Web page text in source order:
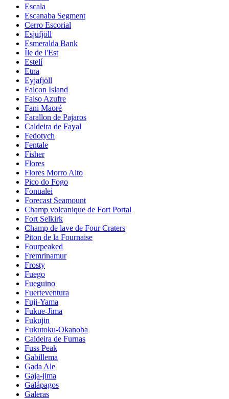
Escala
Escanaba Segment
Cerro Escorial
Esjufjöll
Esmeralda Bank
Île de l'Est
Estelí
Etna
Eyjafjöll
Falcon Island
Falso Azufre
Fani Maoré
Farallon de Pajaros
Caldeira de Fayal
Fedotych
Fentale
Fisher
Flores
Flores Morro Alto
Pico do Fogo
Fonualei
Forecast Seamount
Champ volcanique de Fort Portal
Fort Selkirk
Champ de lave de Four Craters
Piton de la Fournaise
Fourpeaked
Fremrinamur
Frosty
Fuego
Fueguino
Fuerteventura
Fuji-Yama
Fukue-Jima
Fukujin
Fukutoku-Okanoba
Caldeira de Furnas
Fuss Peak
Gabillema
Gada Ale
Gaja-jima
Galápagos
Galeras